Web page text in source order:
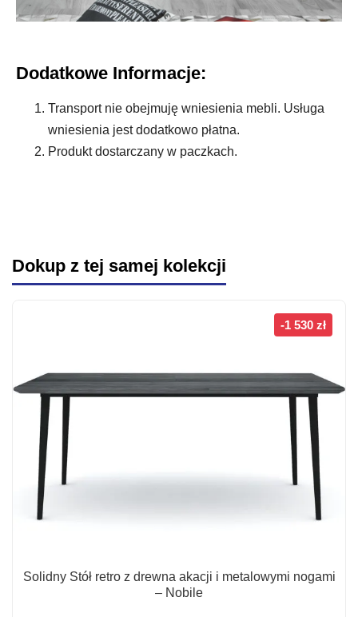
Dodatkowe Informacje:
Transport nie obejmuję wniesienia mebli. Usługa
wniesienia jest dodatkowo płatna.
Produkt dostarczany w paczkach.
Dokup z tej samej kolekcji
-1 530 zł
Solidny Stół retro z drewna akacji i metalowymi nogami
– Nobile